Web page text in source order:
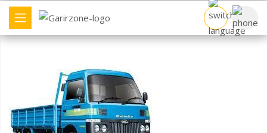
বাণিজ্যিক যান
ট্রাক তুলনা